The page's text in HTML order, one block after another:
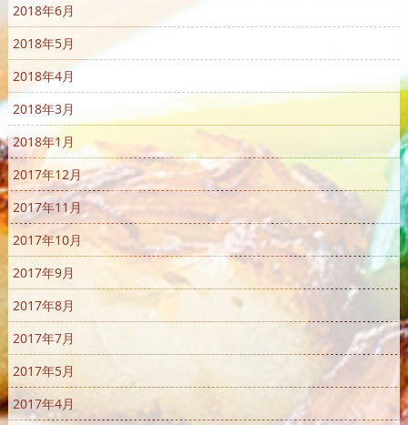
2018年6月
2018年5月
2018年4月
2018年3月
2018年1月
2017年12月
2017年11月
2017年10月
2017年9月
2017年8月
2017年7月
2017年5月
2017年4月